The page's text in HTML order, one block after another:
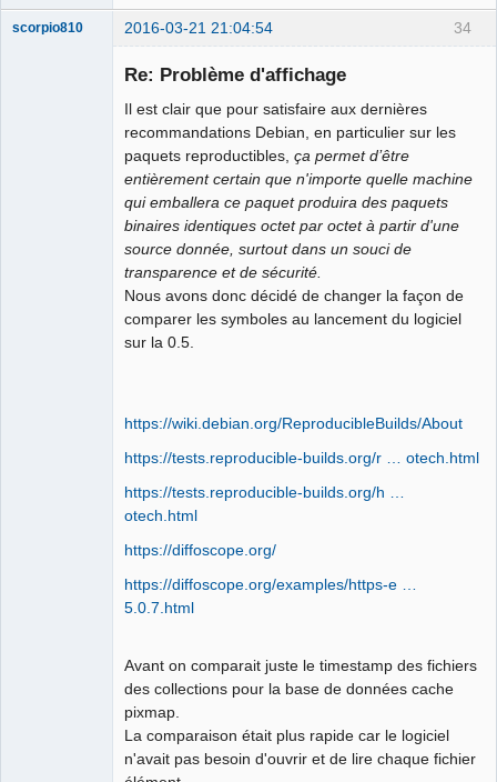
34
scorpio810 2016-03-21 21:04:54
Re: Problème d'affichage
Il est clair que pour satisfaire aux dernières
recommandations Debian, en particulier sur les
paquets reproductibles, ça permet d’être
entièrement certain que n'importe quelle machine
qui emballera ce paquet produira des paquets
binaires identiques octet par octet à partir d'une
source donnée, surtout dans un souci de
transparence et de sécurité.
Nous avons donc décidé de changer la façon de
comparer les symboles au lancement du logiciel
sur la 0.5.
https://wiki.debian.org/ReproducibleBuilds/About
https://tests.reproducible-builds.org/r … otech.html
https://tests.reproducible-builds.org/h …
otech.html
https://diffoscope.org/
https://diffoscope.org/examples/https-e …
5.0.7.html
Avant on comparait juste le timestamp des fichiers
des collections pour la base de données cache
pixmap.
La comparaison était plus rapide car le logiciel
n'avait pas besoin d'ouvrir et de lire chaque fichier